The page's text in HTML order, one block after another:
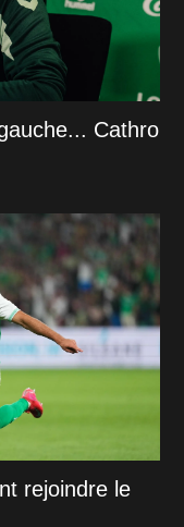
Cathro
rejoindre le